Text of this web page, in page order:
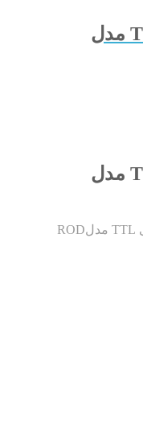
HEIDENHAIN انکودر 2500 پالسی TTL مدلROD